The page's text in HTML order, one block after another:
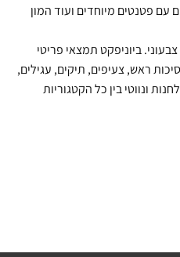
עם פטנטים מיוחדים ועוד המון
ביוניפקט תמצאי פריטי
ראש, צעיפים, תיקים, עגילים,
ונווטי בין כל הקטגוריות